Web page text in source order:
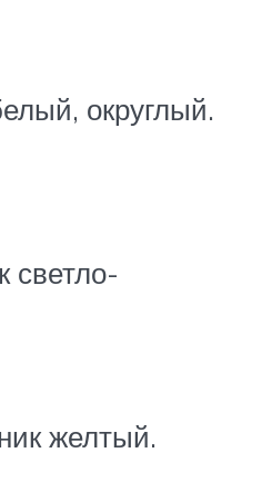
округлый.
светло-
желтый.